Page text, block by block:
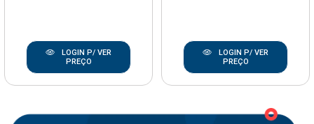
LOGIN P/ VER
PREÇO
LOGIN P/ VER
PREÇO